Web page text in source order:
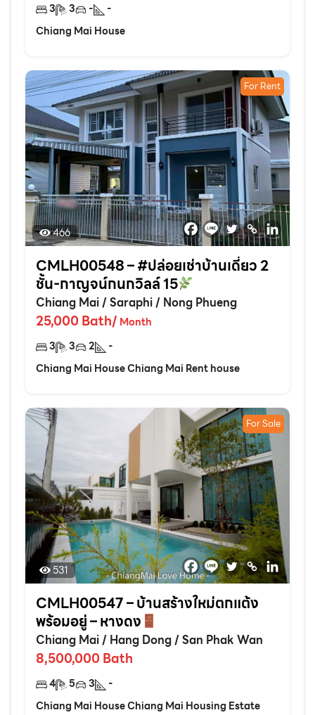
3 3 -
-
Chiang Mai House
For Rent
466
CMLH00548 – #ปล่อยเช่าบ้านเดี่ยว 2
ชั้น-กาญจน์กนกวิลล์ 15
Chiang Mai/Saraphi/ Nong Phueng
25,000 Bath/ Month
3
3 2
-
Chiang Mai House Chiang Mai Rent house
For Sale
531
CMLH00547 – บ้านสร้างใหม่ตกแต้ง
พร้อมอยู่ – หางดง
Chiang Mai/ Hang Dong/San Phak Wan
8,500,000 Bath
4 5 3
-
Chiang Mai House Chiang Mai Housing Estate